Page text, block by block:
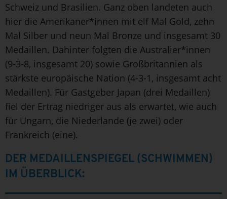
Schweiz und Brasilien. Ganz oben landeten auch
hier die Amerikaner*innen mit elf Mal Gold, zehn
Mal Silber und neun Mal Bronze und insgesamt 30
Medaillen. Dahinter folgten die Australier*innen
(9-3-8, insgesamt 20) sowie Großbritannien als
stärkste europäische Nation (4-3-1, insgesamt acht
Medaillen). Für Gastgeber Japan (drei Medaillen)
fiel der Ertrag niedriger aus als erwartet, wie auch
für Ungarn, die Niederlande (je zwei) oder
Frankreich (eine).
DER MEDAILLENSPIEGEL (SCHWIMMEN)
IM ÜBERBLICK: